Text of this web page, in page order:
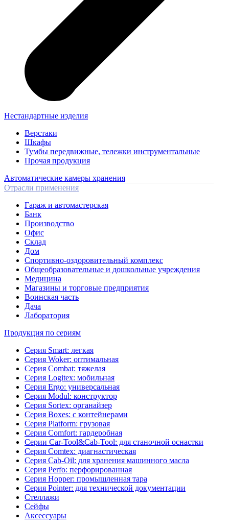
Нестандартные изделия
Верстаки
Шкафы
Тумбы передвижные, тележки инструментальные
Прочая продукция
Автоматические камеры хранения
Отрасли применения
Гараж и автомастерская
Банк
Производство
Офис
Склад
Дом
Спортивно-оздоровительный комплекс
Общеобразовательные и дошкольные учреждения
Медицина
Магазины и торговые предприятия
Воинская часть
Дача
Лаборатория
Продукция по сериям
Серия Smart: легкая
Серия Woker: оптимальная
Серия Combat: тяжелая
Серия Logitex: мобильная
Серия Ergo: универсальная
Серия Modul: конструктор
Серия Sortex: органайзер
Серия Boxes: с контейнерами
Серия Platform: грузовая
Серия Comfort: гардеробная
Серии Car-Tool&Cab-Tool: для станочной оснастки
Серия Comtex: диагнастическая
Серия Cab-Oil: для хранения машинного масла
Серия Perfo: перфорированная
Серия Hopper: промышленная тара
Серия Pointer: для технической документации
Стеллажи
Сейфы
Аксессуары